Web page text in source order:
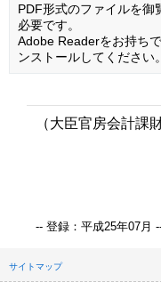
PDF形式のファイルを
必要です。
Adobe Readerをお持ち
ンストールしてください。
（大臣官房会計課
-- 登録：平成25年07月
サイトマップ